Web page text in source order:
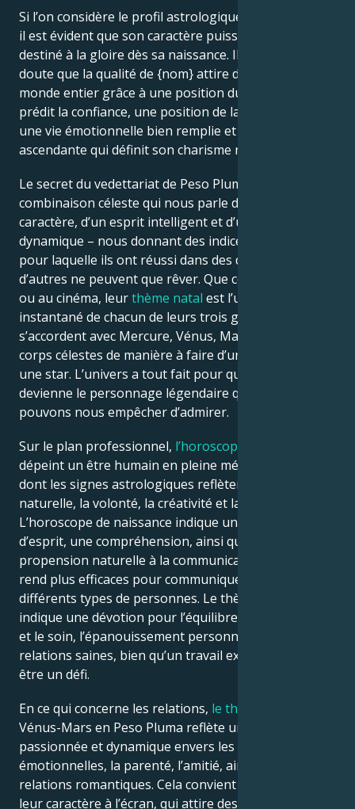
Si l’on considère le profil astrologique de Peso Pluma,
il est évident que son caractère puissant semblait
destiné à la gloire dès sa naissance. Il ne fait aucun
doute que la qualité de {nom} attire des fans du
monde entier grâce à une position du soleil qui
prédit la confiance, une position de la lune qui prédit
une vie émotionnelle bien remplie et une position
ascendante qui définit son charisme naturel.
Le secret du vedettariat de Peso Pluma est une
combinaison céleste qui nous parle d’un grand
caractère, d’un esprit intelligent et d’une présence
dynamique – nous donnant des indices sur la raison
pour laquelle ils ont réussi dans des domaines dont
d’autres ne peuvent que rêver. Que ce soit dans la vie
ou au cinéma, leurthème natal est l’ultime
instantané de chacun de leurs trois grands signes qui
s’accordent avec Mercure, Vénus, Mars et d’autres
corps célestes de manière à faire d’un personnage
une star. L’univers a tout fait pour que Peso Pluma
devienne le personnage légendaire que nous ne
pouvons nous empêcher d’admirer.
Sur le plan professionnel, l’horoscope
dépeint un être humain en pleine métamorphose,
dont les signes astrologiques reflètent la flexibilité
naturelle, la volonté, la créativité et la persévérance.
L’horoscope de naissance indique une ouverture
d’esprit, une compréhension, ainsi qu’une
propension naturelle à la communication, ce qui les
rend plus efficaces pour communiquer avec
différents types de personnes. Le thème natal
indique une dévotion pour l’équilibre entre le travail
et le soin, l’épanouissement personnel, ainsi que des
relations saines, bien qu’un travail exigeant puisse
être un défi.
En ce qui concerne les relations, le thème astral
Vénus-Mars en Peso Pluma reflète une attitude
passionnée et dynamique envers les relations
émotionnelles, la parenté, l’amitié, ainsi que les
relations romantiques. Cela convient parfaitement à
leur caractère à l’écran, qui attire des fans du monde